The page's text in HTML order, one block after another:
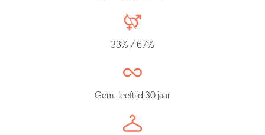
33% / 67%
Gem. leeftijd 30 jaar